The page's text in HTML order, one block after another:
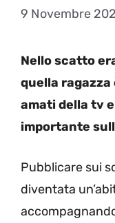
9 Novembre
Nello scatto
quella ragazza
amati della tv
importante
Pubblicare sui
diventata